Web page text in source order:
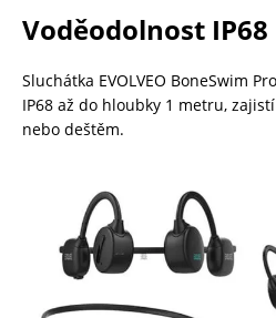
Voděodolnost IP68
Sluchátka EVOLVEO BoneSwim
IP68 až do hloubky 1 metru,
nebo deštěm.